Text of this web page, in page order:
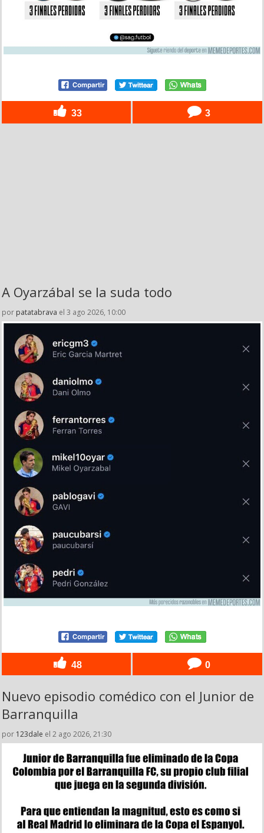
33 3
A Oyarzábal se la suda todo
por patatabrava el 3 ago 2026, 10:00
48 0
Nuevo episodio comédico con el Junior de
Barranquilla
por 123dale el 2 ago 2026, 21:30